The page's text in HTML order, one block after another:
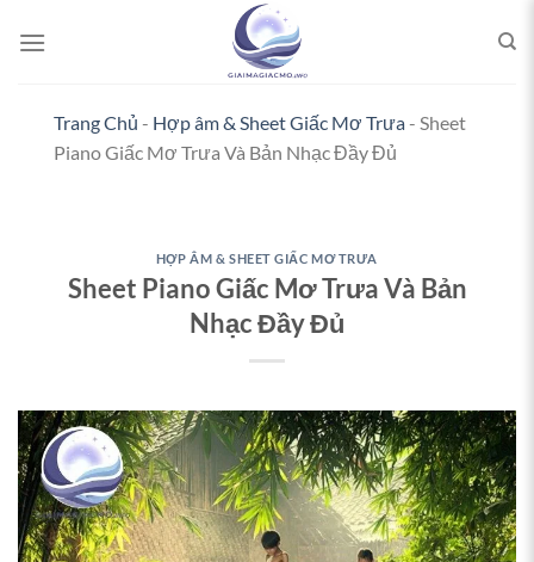
qua
Trang Chủ - Hợp âm & Sheet Giấc Mơ Trưa- Sheet
Piano Giấc Mơ Trưa Và Bản Nhạc Đầy Đủ
HỢP ÂM & SHEET GIẤC MƠ TRƯA
Sheet Piano Giấc Mơ Trưa Và Bản
Nhạc Đầy Đủ